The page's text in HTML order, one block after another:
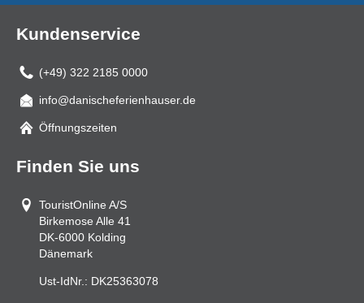
Kundenservice
(+49) 322 2185 0000
Mail
info@danischeferienhauser.de
Öffnungszeiten
Finden Sie uns
TouristOnline A/S
Birkemose Alle 41
DK-6000 Kolding
Dänemark
Ust-IdNr.: DK25363078